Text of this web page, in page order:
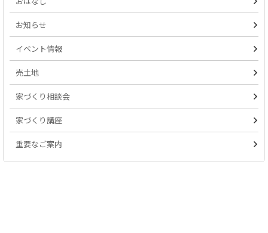
お知らせ
イベント情報
売土地
家づくり相談会
家づくり講座
重要なご案内